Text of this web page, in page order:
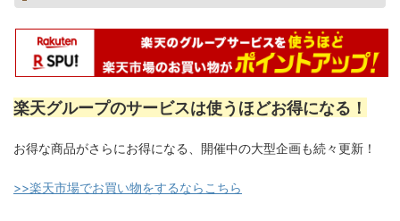
楽天グループのサービスは使うほどお得になる！
お得な商品がさらにお得になる、開催中の大型企画も続々更新！
>>楽天市場でお買い物をするならこちら